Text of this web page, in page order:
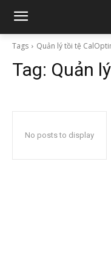
Tags Quản lý tồi tệ
Tag: Quản
No posts to display